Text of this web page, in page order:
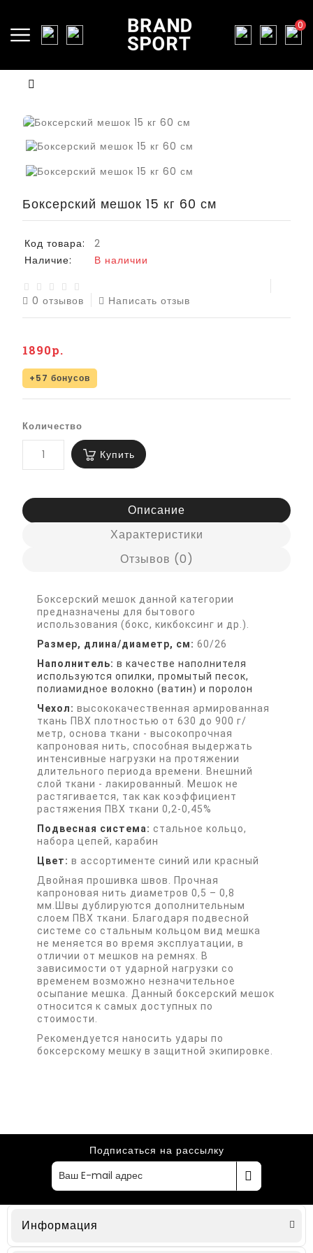
0
Боксерский мешок 15 кг 60 см
Код товара:
2
Наличие:
В наличии
0 отзывов Написать отзыв
1890р.
+57 бонусов
Количество
Купить
Описание
Характеристики
Отзывов (0)
Боксерский мешок данной категории
предназначены для бытового
использования (бокс, кикбоксинг и др.).
Размер, длина/диаметр, см:60/26
Наполнитель:в качестве наполнителя
используются опилки, промытый песок,
полиамидное волокно (ватин) и поролон
Чехол: высококачественная армированная
ткань ПВХ плотностью от 630 до 900 г/
метр, основа ткани - высокопрочная
капроновая нить, способная выдержать
интенсивные нагрузки на протяжении
длительного периода времени. Внешний
слой ткани - лакированный. Мешок не
растягивается, так как коэффициент
растяжения ПВХ ткани 0,2-0,45%
Подвесная система: стальное кольцо,
набора цепей, карабин
Цвет:в ассортименте синий или красный
Двойная прошивка швов. Прочная
капроновая нить диаметров 0,5 – 0,8
мм.Швы дублируются дополнительным
слоем ПВХ ткани. Благодаря подвесной
системе со стальным кольцом вид мешка
не меняется во время эксплуатации, в
отличии от мешков на ремнях. В
зависимости от ударной нагрузки со
временем возможно незначительное
осыпание мешка. Данный боксерский мешок
относится к самых доступных по
стоимости.
Рекомендуется наносить удары по
боксерскому мешку в защитной экипировке.
Подписаться на рассылку
Информация